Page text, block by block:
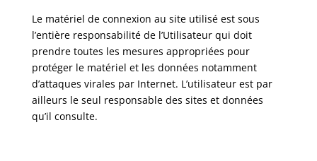
Le matériel de connexion au site utilisé est sous
l’entière responsabilité de l’Utilisateur qui doit
prendre toutes les mesures appropriées pour
protéger le matériel et les données notamment
d’attaques virales par Internet. L’utilisateur est par
ailleurs le seul responsable des sites et données
qu’il consulte.